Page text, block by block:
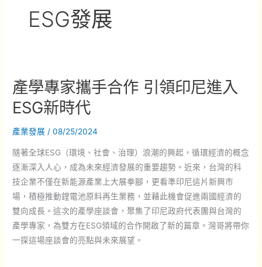
ESG發展
產學專家攜手合作 引領印尼進入
ESG新時代
產業發展 /08/25/2024
隨著全球ESG（環境、社會、治理）浪潮的興起，循環經濟的概念
逐漸深入人心，成為未來經濟發展的重要趨勢。近來，台灣的科
技企業不僅在新能源產業上大展拳腳，更看準印尼這片新興市
場，積極推動鋰電池原料再生業務，並藉此機會促進兩國經濟的
雙向成長。這次的產學座談會，聚集了印尼政府代表團與台灣的
產學專家，為雙方在ESG領域的合作開啟了新的篇章。灣哥將帶你
一探這場座談會的亮點與未來展望。